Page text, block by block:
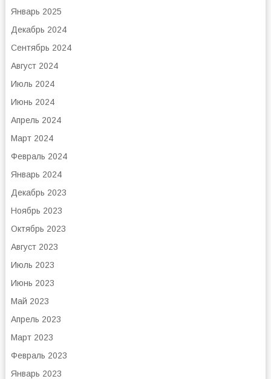
Январь 2025
Декабрь 2024
Сентябрь 2024
Август 2024
Июль 2024
Июнь 2024
Апрель 2024
Март 2024
Февраль 2024
Январь 2024
Декабрь 2023
Ноябрь 2023
Октябрь 2023
Август 2023
Июль 2023
Июнь 2023
Май 2023
Апрель 2023
Март 2023
Февраль 2023
Январь 2023